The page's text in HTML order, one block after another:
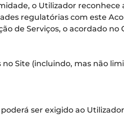
o Utilizador
regulatórias com este
de Serviços, o acordado no
Site (incluindo, mas não
ser exigido ao